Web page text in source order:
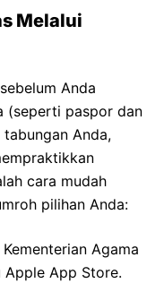
Melalui
Anda
(seperti paspor dan
Anda,
cara mudah
pilihan Anda:
Agama
Apple App Store.